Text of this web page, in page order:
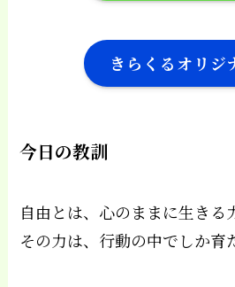
きらくるオリジ
今日の教訓
自由とは、心のままに生きる
その力は、行動の中でしか育